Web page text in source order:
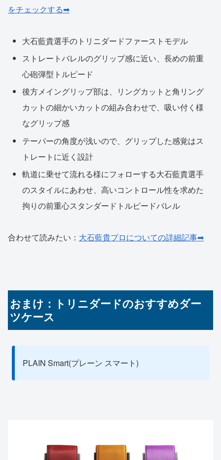
をチェックする➡
大石藍貴選手のトリニダードファーストモデル
ストレートバレルのグリップ感に近い、長めの前重
心砲弾型トルピード
後方メイングリップ部は、リングカットと角リング
カットの細かいカットの組み合わせで、吸い付く様
なグリップ感
テーパーの角度が浅いので、グリップした感覚はス
トレートに近く設計
軌道に乗せて流れる様にフォローする大石藍貴選手
のスタイルにあわせ、高いコントロール性を求めた
拘りの前重心スタンダードトルピードバレル
合わせて読みたい： 大石藍貴プロについての詳細記事➡
おまけ：トリニダードのおすすめダー
ツケース
PLAIN Smart(プレーン スマート)